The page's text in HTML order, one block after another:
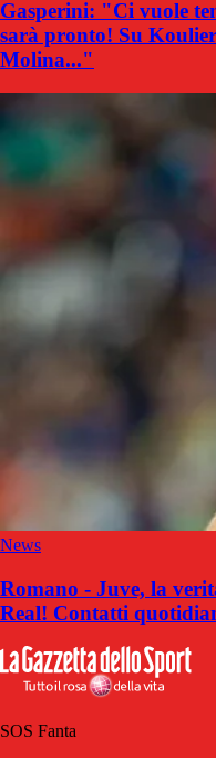
Gasperini: "Ci vuole
sarà pronto! Su
Molina..."
News
Romano - Juve, la
Real! Contatti
SOS Fanta